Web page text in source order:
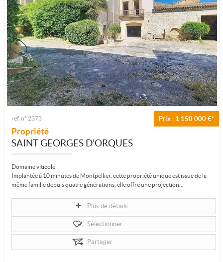
Prix : 1 150 000 €*
ref. n° 2373
Propriété
SAINT GEORGES D'ORQUES
Domaine viticole
Implantée à 10 minutes de Montpellier, cette propriété unique est issue de la
même famille depuis quatre générations, elle offre une projection...
Plus de détails
Sélectionner
Partager